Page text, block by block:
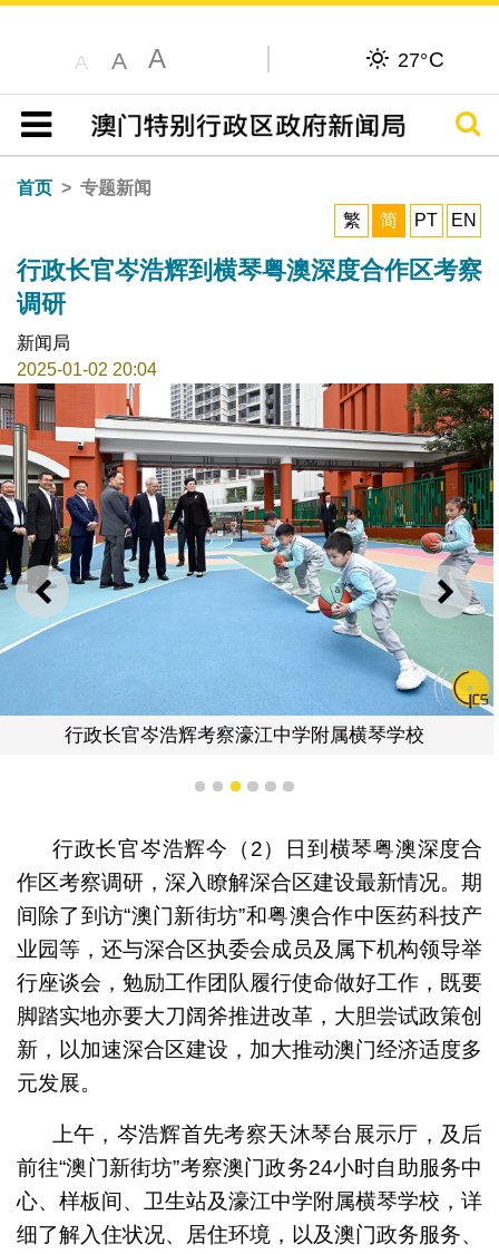
A A A 27°C
目录
搜寻
首页
专题新闻
繁
简 PT EN
行政长官岑浩辉到横琴粤澳深度合作区考察
调研
新闻局
2025-01-02 20:04
上一则 下一
行政长官岑浩辉考察濠江中学附属横琴学校
1 2 3 4 5 6
行政长官岑浩辉今（2）日到横琴粤澳深度合
作区考察调研，深入瞭解深合区建设最新情况。期
间除了到访“澳门新街坊”和粤澳合作中医药科技产
业园等，还与深合区执委会成员及属下机构领导举
行座谈会，勉励工作团队履行使命做好工作，既要
脚踏实地亦要大刀阔斧推进改革，大胆尝试政策创
新，以加速深合区建设，加大推动澳门经济适度多
元发展。
上午，岑浩辉首先考察天沐琴台展示厅，及后
前往“澳门新街坊”考察澳门政务24小时自助服务中
心、样板间、卫生站及濠江中学附属横琴学校，详
细了解入住状况、居住环境，以及澳门政务服务、